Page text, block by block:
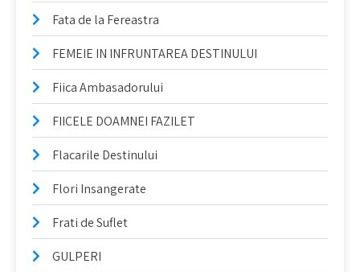
Fata de la Fereastra
FEMEIE IN INFRUNTAREA DESTINULUI
Fiica Ambasadorului
FIICELE DOAMNEI FAZILET
Flacarile Destinului
Flori Insangerate
Frati de Suflet
GULPERI